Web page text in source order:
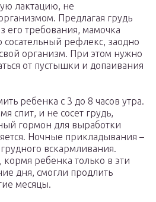
лактацию, не
Предлагая грудь
его требования, мамочка
сосательный рефлекс, заодно
организм. При этом нужно
от пустышки и допаивания
ребенка с 3 до 8 часов утра.
спит, и не сосет грудь,
гормон для выработки
Ночные прикладывания –
вскармливания.
ребенка только в эти
дня, смогли продлить
месяцы.